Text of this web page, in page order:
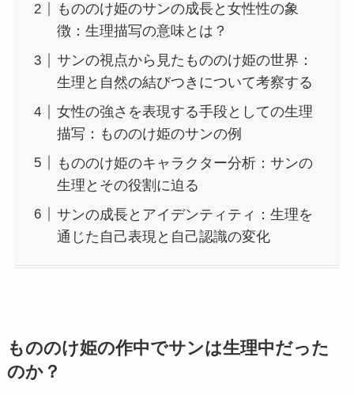
もののけ姫のサンの成長と女性性の象
徴：生理描写の意味とは？
サンの視点から見たもののけ姫の世界：
生理と自然の結びつきについて考察する
女性の強さを表現する手段としての生理
描写：もののけ姫のサンの例
もののけ姫のキャラクター分析：サンの
生理とその役割に迫る
サンの成長とアイデンティティ：生理を
通じた自己表現と自己認識の変化
もののけ姫の作中でサンは生理中だった
のか？